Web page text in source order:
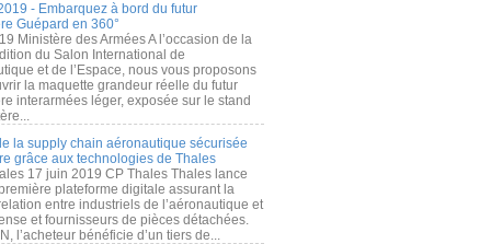
- Embarquez à bord du futur
Guépard en 360°
Ministère des Armées A l’occasion de la
du Salon International de
et de l’Espace, nous vous proposons
la maquette grandeur réelle du futur
interarmées léger, exposée sur le stand
la supply chain aéronautique sécurisée
grâce aux technologies de Thales
17 juin 2019 CP Thales Thales lance
plateforme digitale assurant la
entre industriels de l’aéronautique et
et fournisseurs de pièces détachées.
l’acheteur bénéficie d’un tiers de...